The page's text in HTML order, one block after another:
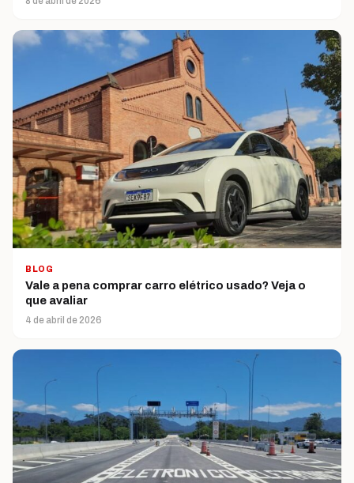
BLOG
Vale a pena comprar carro elétrico usado? Veja o
que avaliar
4 de abril de 2026